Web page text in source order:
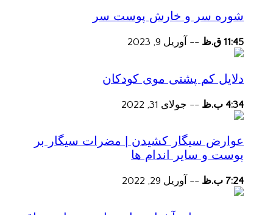
شوره سر و خارش پوست سر
11:45 ق.ظ -- آوریل 9, 2023
دلایل کم پشتی موی کودکان
4:34 ب.ظ -- جولای 31, 2022
عوارض سیگار کشیدن | مضرات سیگار بر
پوست و سایر اندام ها
7:24 ب.ظ -- آوریل 29, 2022